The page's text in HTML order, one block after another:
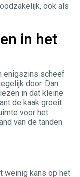
ook als
in het
enigszins scheef
door. Dan
in dat kleine
de kaak groeit
voor het
van de tanden
weinig kans op het